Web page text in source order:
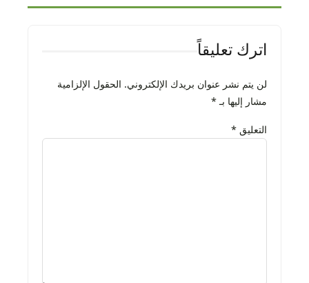
اترك تعليقاً
لن يتم نشر عنوان بريدك الإلكتروني. الحقول الإلزامية
مشار إليها بـ*
التعليق *